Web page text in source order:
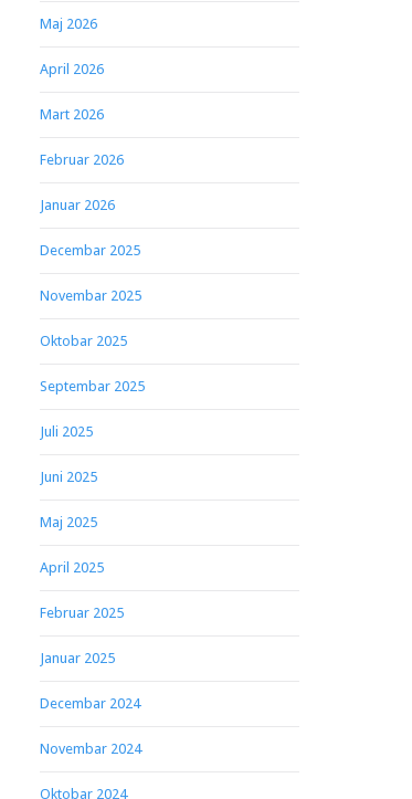
Maj 2026
April 2026
Mart 2026
Februar 2026
Januar 2026
Decembar 2025
Novembar 2025
Oktobar 2025
Septembar 2025
Juli 2025
Juni 2025
Maj 2025
April 2025
Februar 2025
Januar 2025
Decembar 2024
Novembar 2024
Oktobar 2024